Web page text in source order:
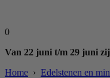
0
Van 22 juni t/m 29 juni
Home › Edelstenen en